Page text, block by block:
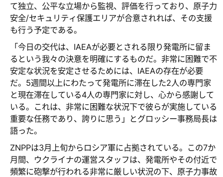
て独立、公平な立場から監視、評価を行っており、原子力
安全/セキュリティ保護エリアが合意されれば、その支援
も行う予定である。
「今日の交代は、IAEAが必要とされる限り発電所に留ま
るという我々の決意を明確にするものだ。非常に困難で不
安定な状況を安定させるためには、IAEAの存在が必要
だ。5週間以上にわたって発電所に滞在した2人の専門家
と現在滞在している4人の専門家に対し、心から感謝して
いる。これは、非常に困難な状況下で彼らが実施している
重要な任務であり、誇りに思う」とグロッシー事務局長は
語った。
ZNPPは3月上旬からロシア軍に占拠されている。この7か
月間、ウクライナの運営スタッフは、発電所やその付近で
頻繁に砲撃が行われる非常に厳しい状況の下、原子力事故